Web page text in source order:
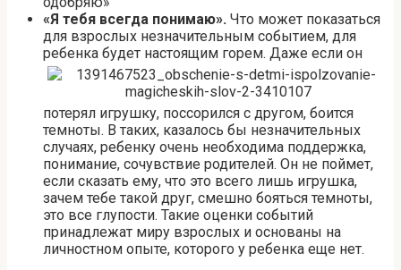
«Я тебя всегда понимаю». Что может показаться
для взрослых незначительным событием, для
ребенка будет настоящим горем. Даже если он
потерял игрушку, поссорился с другом, боится
темноты. В таких, казалось бы незначительных
случаях, ребенку очень необходима поддержка,
понимание, сочувствие родителей. Он не поймет,
если сказать ему, что это всего лишь игрушка,
зачем тебе такой друг, смешно бояться темноты,
это все глупости. Такие оценки событий
принадлежат миру взрослых и основаны на
личностном опыте, которого у ребенка еще нет.